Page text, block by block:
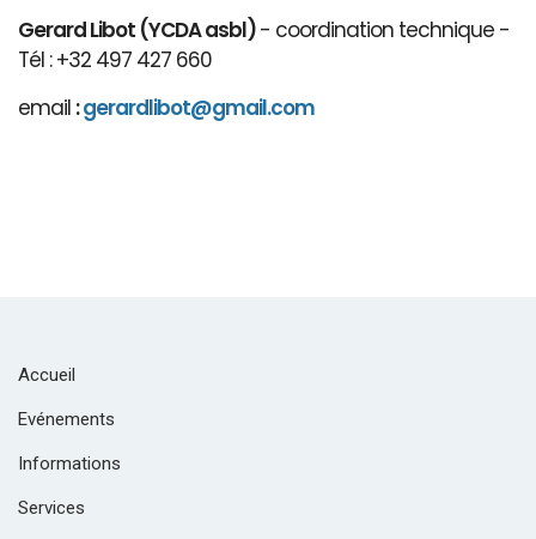
Gerard Libot (YCDA asbl)- coordination technique -
Tél : +32 497 427 660
email :gerardlibot@gmail.com
Accueil
Evénements
Informations
Services